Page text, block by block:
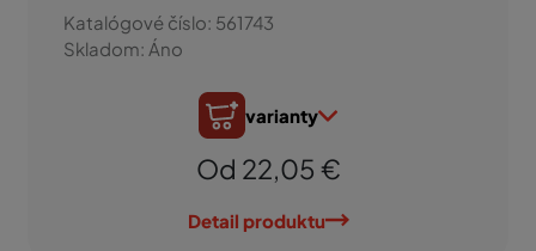
Katalógové číslo: 561743
Skladom: Áno
varianty
Od 22,05 €
Detail produktu